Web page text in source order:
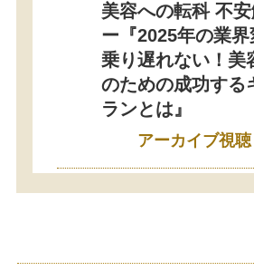
美容への転科 不
ー『2025年の業
乗り遅れない！美
のための成功する
ランとは』
アーカイブ視